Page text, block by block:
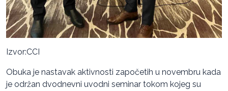
Izvor:CCI
Obuka je nastavak aktivnosti započetih u novembru kada
je održan dvodnevni uvodni seminar tokom kojeg su